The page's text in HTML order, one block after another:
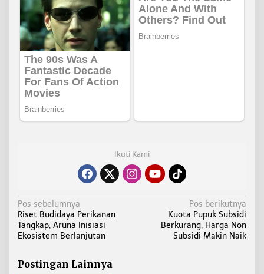
Ikuti Kami
N
a
v
g
Pos sebelumnya
Riset Budidaya Perikanan
Tangkap, Aruna Inisiasi
Ekosistem Berlanjutan
Pos berikutnya
Kuota Pupuk Subsidi
Berkurang, Harga Non
Subsidi Makin Naik
Postingan Lainnya